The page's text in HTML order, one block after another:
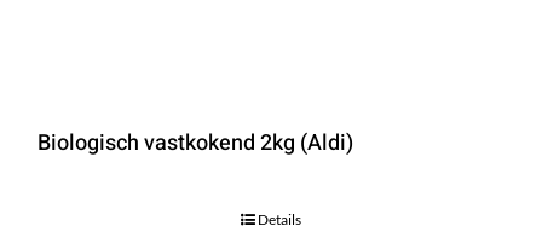
Biologisch vastkokend 2kg (Aldi)
Details